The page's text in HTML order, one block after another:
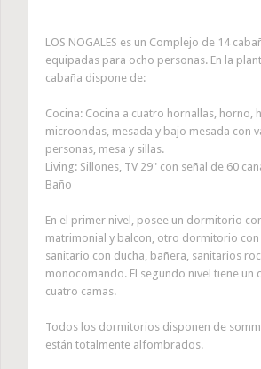
LOS NOGALES es un Complejo de 14
equipadas para ocho personas. En la
cabaña dispone de:
Cocina: Cocina a cuatro hornallas, horno,
microondas, mesada y bajo mesada con
personas, mesa y sillas.
Living: Sillones, TV 29" con señal de 60
Baño
En el primer nivel, posee un dormitorio
matrimonial y balcon, otro dormitorio con
sanitario con ducha, bañera, sanitarios
monocomando. El segundo nivel tiene un
cuatro camas.
Todos los dormitorios disponen de
están totalmente alfombrados.